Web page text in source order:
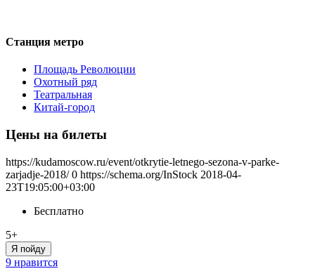
Станция метро
Площадь Революции
Охотный ряд
Театральная
Китай-город
Цены на билеты
https://kudamoscow.ru/event/otkrytie-letnego-sezona-v-parke-
zarjadje-2018/ 0 https://schema.org/InStock 2018-04-
23T19:05:00+03:00
Бесплатно
5+
Я пойду
9 нравится